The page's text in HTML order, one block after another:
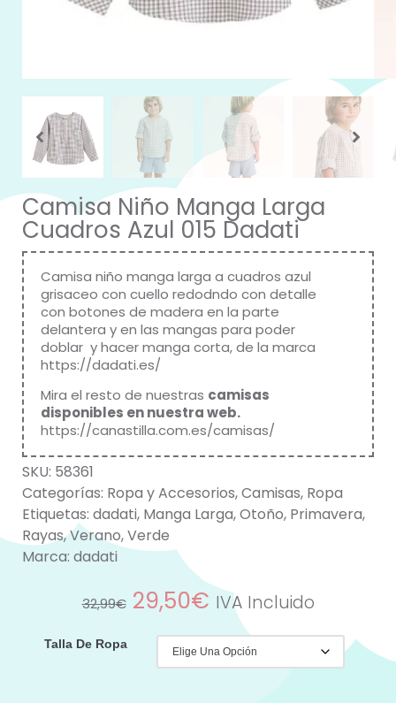
Camisa Niño Manga Larga
Cuadros Azul 015 Dadati
Camisa niño manga larga a cuadros azul
grisaceo con cuello redodndo con detalle
con botones de madera en la parte
delantera y en las mangas para poder
doblar y hacer manga corta, de la marca
https://dadati.es/
Mira el resto de nuestras camisas
disponibles en nuestra web.
https://canastilla.com.es/camisas/
SKU: 58361
Categorías: Ropa y Accesorios,Camisas, Ropa
Etiquetas: dadati, Manga Larga,Otoño, Primavera,
Rayas,Verano,Verde
Marca: dadati
32,99€ 29,50€ IVA Incluido
Talla De Ropa